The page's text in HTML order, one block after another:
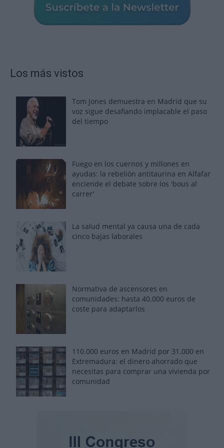
Los más vistos
Tom Jones demuestra en Madrid que su
voz sigue desafiando implacable el paso
del tiempo
Fuego en los cuernos y millones en
ayudas: la rebelión antitaurina en Alfafar
enciende el debate sobre los 'bous al
carrer'
La salud mental ya causa una de cada
cinco bajas laborales
Normativa de ascensores en
comunidades: hasta 40.000 euros de
coste para adaptarlos
110.000 euros en Madrid por 31.000 en
Extremadura: el dinero ahorrado que
necesitas para comprar una vivienda por
comunidad